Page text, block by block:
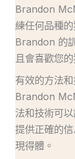
Brandon
練任何品種
Brandon 的
且會喜歡您
有效的方法
Brandon
法和技術可
提供正確的
現得體。